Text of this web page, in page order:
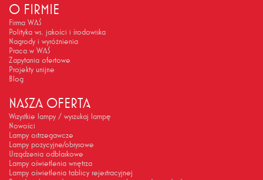
O FIRMIE
Firma WAŚ
Polityka ws. jakości i środowiska
Nagrody i wyróżnienia
Praca w WAŚ
Zapytania ofertowe
Projekty unijne
Blog
NASZA OFERTA
Wszystkie lampy / wyszukaj lampę
Nowości
Lampy ostrzegawcze
Lampy pozycyjne/obrysowe
Urządzenia odblaskowe
Lampy oświetlenia wnętrza
Lampy oświetlenia tablicy rejestracyjnej